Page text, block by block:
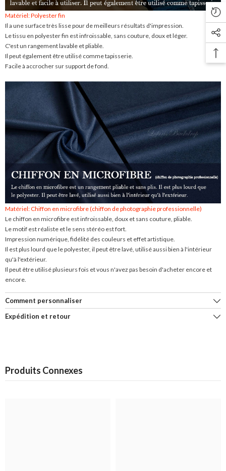
Matériel: Polyester fin
Il a une surface très lisse pour de meilleurs résultats d'impression.
Le tissu en polyester fin est infroissable, sans couture, doux et léger.
C'est un rangement lavable et pliable.
Il peut également être utilisé comme tapisserie.
Facile à accrocher sur support de fond.
Matériel: Chiffon en microfibre (chiffon de photographie professionnelle)
Le chiffon en microfibre est infroissable, doux et sans couture, pliable.
Le motif est réaliste et le sens stéréo est fort.
Impression numérique, fidélité des couleurs et effet artistique.
Il est plus lourd que le polyester, il peut être lavé, utilisé aussi bien à l'intérieur
qu'à l'extérieur.
Il peut être utilisé plusieurs fois et vous n'avez pas besoin d'acheter encore et
encore.
Comment personnaliser
Expédition et retour
Produits Connexes